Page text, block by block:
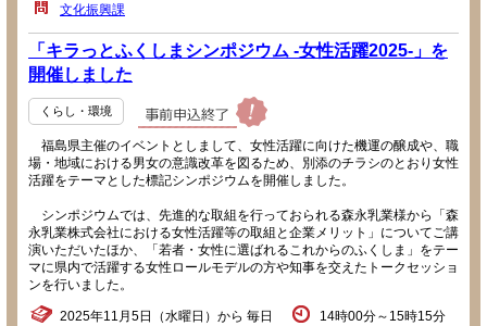
文化振興課
「キラっとふくしまシンポジウム -女性活躍2025-」を
開催しました
くらし・環境
福島県主催のイベントとしまして、女性活躍に向けた機運の醸成や、職
場・地域における男女の意識改革を図るため、別添のチラシのとおり女性
活躍をテーマとした標記シンポジウムを開催しました。
シンポジウムでは、先進的な取組を行っておられる森永乳業様から「森
永乳業株式会社における女性活躍等の取組と企業メリット」についてご講
演いただいたほか、「若者・女性に選ばれるこれからのふくしま」をテー
マに県内で活躍する女性ロールモデルの方や知事を交えたトークセッショ
ンを行いました。
2025年11月5日（水曜日）から 毎日 14時00分～15時15分